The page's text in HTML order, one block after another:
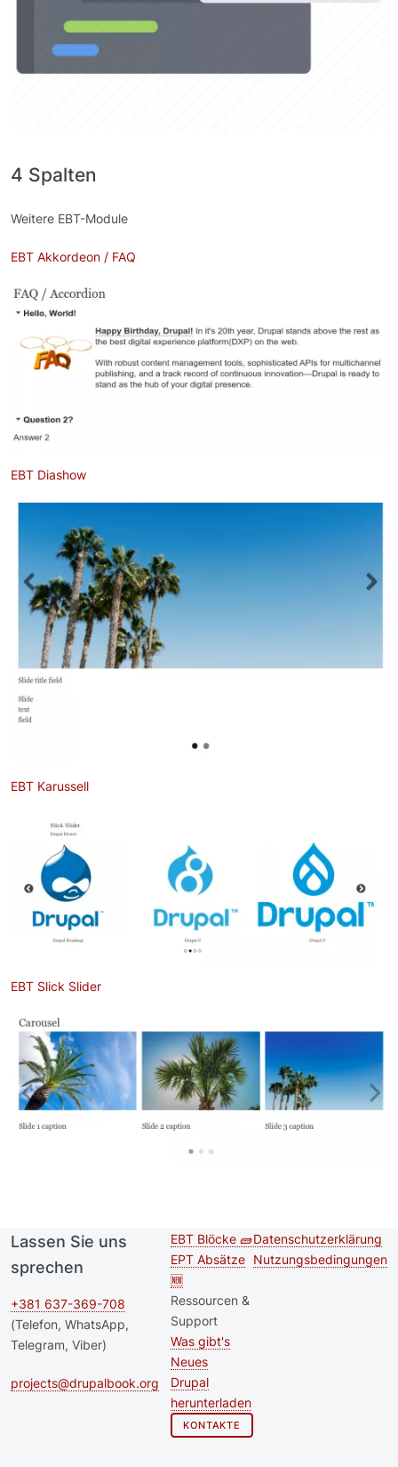
4 Spalten
Weitere EBT-Module
EBT Akkordeon / FAQ
Bild
EBT Diashow
EBT Karussell
EBT Slick Slider
Bild
Lassen Sie uns
sprechen
+381 637-369-708
(Telefon, WhatsApp,
Telegram, Viber)
projects@drupalbook.org
Second
footer
menu
EBT Blöcke 🧱
EPT Absätze
🆕
Ressourcen &
Support
Was gibt's
Neues
Drupal
herunterladen
KONTAKTE
Footer menu
Datenschutzerklärung
Nutzungsbedingungen